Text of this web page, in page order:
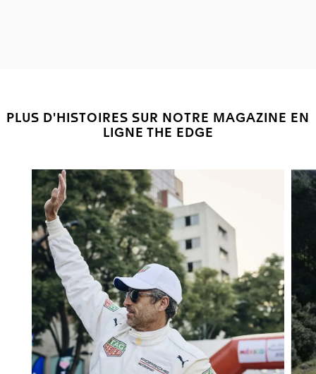
PLUS D'HISTOIRES SUR NOTRE MAGAZINE EN
LIGNE THE EDGE